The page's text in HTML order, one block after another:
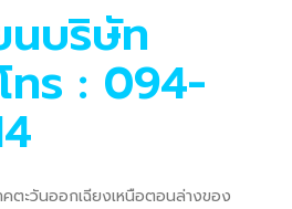
นบริษัท
ทร : 094-
คตะวันออกเฉียงเหนือตอนล่างของ